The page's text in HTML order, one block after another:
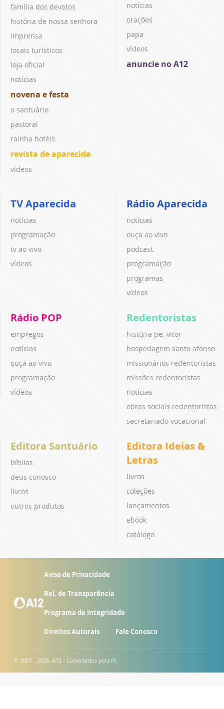
família dos devotos
história de nossa senhora
imprensa
locais turísticos
loja oficial
notícias
novena e festa
o santuário
pastoral
rainha hotéis
revista de aparecida
vídeos
notícias
orações
papa
vídeos
anuncie no A12
TV Aparecida
notícias
programação
tv ao vivo
vídeos
Rádio Aparecida
notícias
ouça ao vivo
podcast
programação
programas
vídeos
Rádio POP
empregos
notícias
ouça ao vivo
programação
vídeos
Redentoristas
história pe. vitor
hospedagem santo afonso
missionários redentoristas
missões redentoristas
notícias
obras sociais redentoristas
secretariado vocacional
Editora Santuário
bíblias
deus conosco
livros
outros produtos
Editora Ideias &
Letras
livros
coleções
lançamentos
ebook
catálogo
Aviso de Privacidade
Rel. de Transparência
Programa de Integridade
Direitos Autorais Fale Conosco
© 2007 - 2026. A12 - Conectados pela fé.